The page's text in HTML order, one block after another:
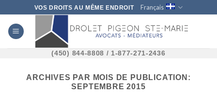
to
content
VOS DROITS AU MÊME ENDROIT Français
(450) 844-8808 / 1-877-271-2436
ARCHIVES PAR MOIS DE PUBLICATION:
SEPTEMBRE 2015